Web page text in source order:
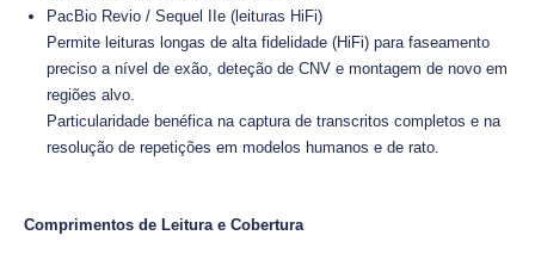
PacBio Revio / Sequel IIe (leituras HiFi)
Permite leituras longas de alta fidelidade (HiFi) para faseamento
preciso a nível de exão, deteção de CNV e montagem de novo em
regiões alvo.
Particularidade benéfica na captura de transcritos completos e na
resolução de repetições em modelos humanos e de rato.
Comprimentos de Leitura e Cobertura